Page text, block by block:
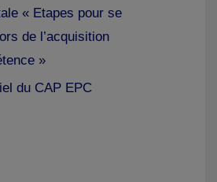
« Etapes pour se
de l’acquisition
»
du CAP EPC